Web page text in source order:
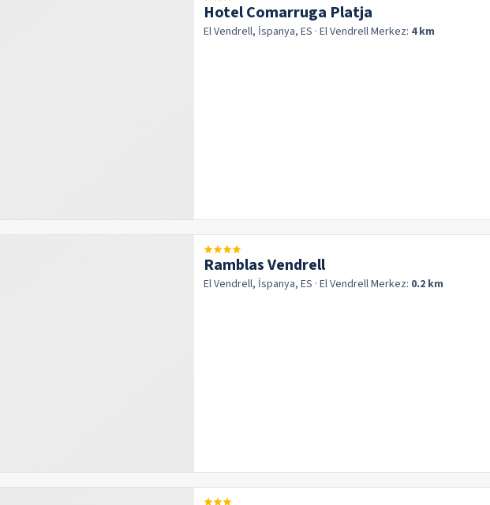
Hotel Comarruga Platja
El Vendrell, İspanya, ES · El VendrellMerkez: 4 km
Ramblas Vendrell
El Vendrell, İspanya, ES · El VendrellMerkez: 0.2 km